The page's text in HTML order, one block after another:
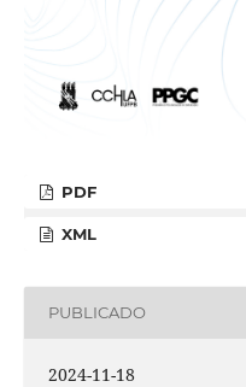
PDF
XML
PUBLICADO
2024-11-18